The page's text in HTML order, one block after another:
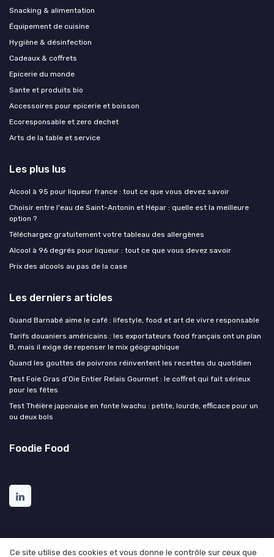
Snacking & alimentation
Équipement de cuisine
Hygiène & désinfection
Cadeaux & coffrets
Epicerie du monde
Sante et produits bio
Accessoires pour epicerie et boisson
Ecoresponsable et zero dechet
Arts de la table et service
Les plus lus
Alcool à 95 pour liqueur france : tout ce que vous devez savoir
Choisir entre l'eau de Saint-Antonin et Hépar : quelle est la meilleure
option ?
Téléchargez gratuitement votre tableau des allergènes
Alcool à 96 degrés pour liqueur : tout ce que vous devez savoir
Prix des alcools au pas de la case
Les derniers articles
Quand Barnabé aime le café : lifestyle, food et art de vivre responsable
Tarifs douaniers américains : les exportateurs food français ont un plan
B, mais il exige de repenser le mix géographique
Quand les gouttes de poivrons réinventent les recettes du quotidien
Test Foie Gras d’Oie Entier Relais Gourmet : le coffret qui fait sérieux
pour les fêtes
Test Théière japonaise en fonte Iwachu : petite, lourde, efficace pour un
ou deux bols
Foodie Food
Ce site utilise des cookies et vous donne le contrôle sur ceux que